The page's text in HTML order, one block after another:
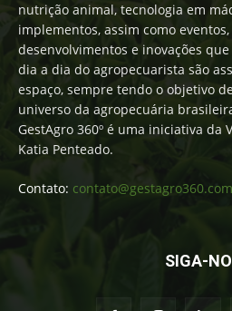
nutrição animal, tecnologia em
implementos, assim como
desenvolvimentos e inovações
dia a dia do agropecuarista são
espaço, sempre tendo o objetivo
universo da agropecuária
GestAgro 360º é uma iniciativa da
Katia Penteado.
Contato:
SIGA-